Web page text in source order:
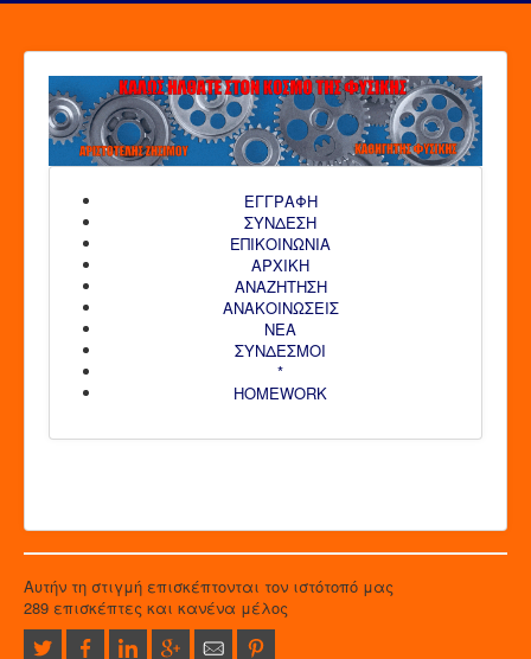
ΕΓΓΡΑΦΗ
ΣΥΝΔΕΣΗ
ΕΠΙΚΟΙΝΩΝΙΑ
ΑΡΧΙΚΗ
AΝΑΖΗΤΗΣΗ
ΑΝΑΚΟΙΝΩΣΕΙΣ
ΝΕΑ
ΣΥΝΔΕΣΜΟΙ
*
HOMEWORK
Αυτήν τη στιγμή επισκέπτονται τον ιστότοπό μας
289 επισκέπτες και κανένα μέλος